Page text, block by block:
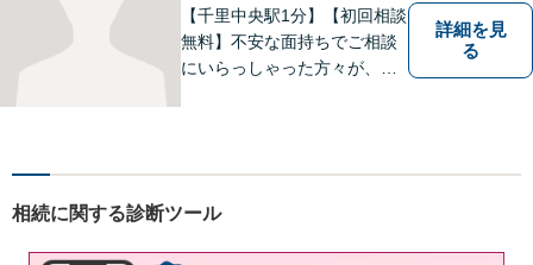
【千里中央駅1分】【初回相談
無料】不安な面持ちでご相談
にいらっしゃった方々が、少
善の法的手段を選択し、終局
ートいたします。
詳細を見
る
相続に関する診断ツール